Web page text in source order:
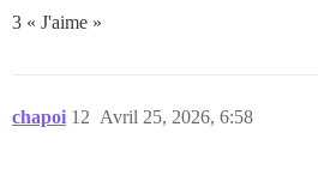
3 « J'aime »
chapoi Avril 25, 2026, 6:58
12